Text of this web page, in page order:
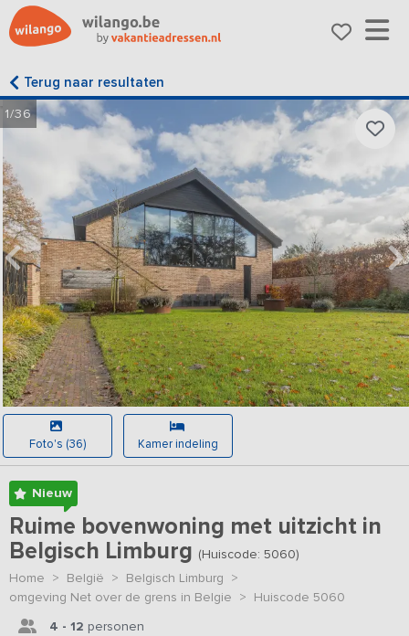
Terug naar resultaten
1/36
Foto's (36) Kamer indeling
Nieuw
Ruime bovenwoning met uitzicht in
Belgisch Limburg (Huiscode: 5060)
Home > België > Belgisch Limburg >
omgeving Net over de grens in Belgie > Huiscode 5060
4 - 12 personen